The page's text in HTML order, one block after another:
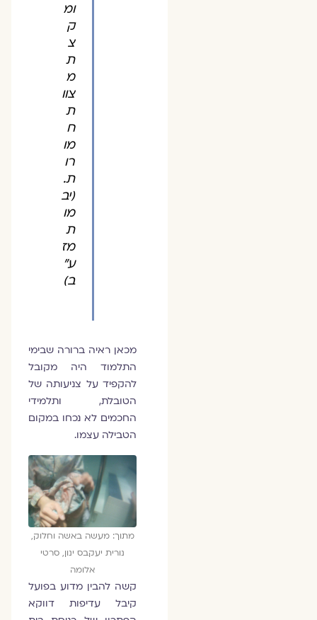
ומ
ק
צ
ת
מ
צוו
ת
ח
מו
רו
ת.
(יב
מו
ת
מז
ע"
ב)
מכאן ראיה ברורה שבימי
התלמוד היה מקובל
להקפיד על צניעותה של
הטובלת, ותלמידי
החכמים לא נכחו במקום
הטבילה עצמו.
מתוך: מעשה באשה וחלוק,
נורית יעקבס ינון, סרטי
אלומה
קשה להבין מדוע בפועל
קיבל עדיפות דווקא